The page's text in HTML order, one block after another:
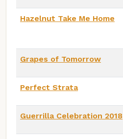
Hazelnut Take Me Home
Grapes of Tomorrow
Perfect Strata
Guerrilla Celebration 2018